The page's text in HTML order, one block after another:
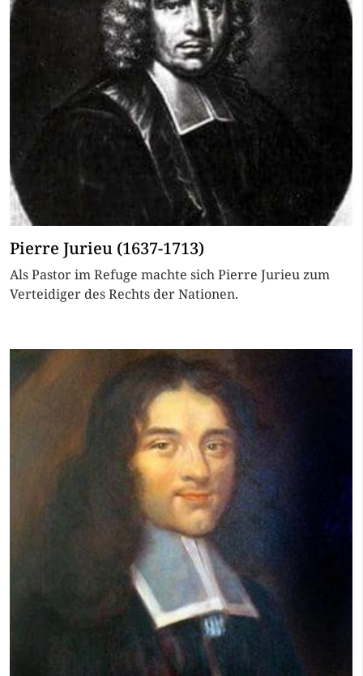
Pierre Jurieu (1637-1713)
Als Pastor im Refuge machte sich Pierre Jurieu zum
Verteidiger des Rechts der Nationen.